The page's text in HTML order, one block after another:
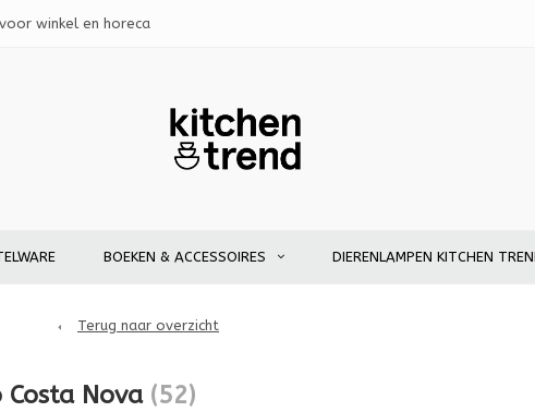
winkel en horeca
BOEKEN & ACCESSOIRES DIERENLAMPEN KITCHEN
Terug naar overzicht
Costa Nova (52)